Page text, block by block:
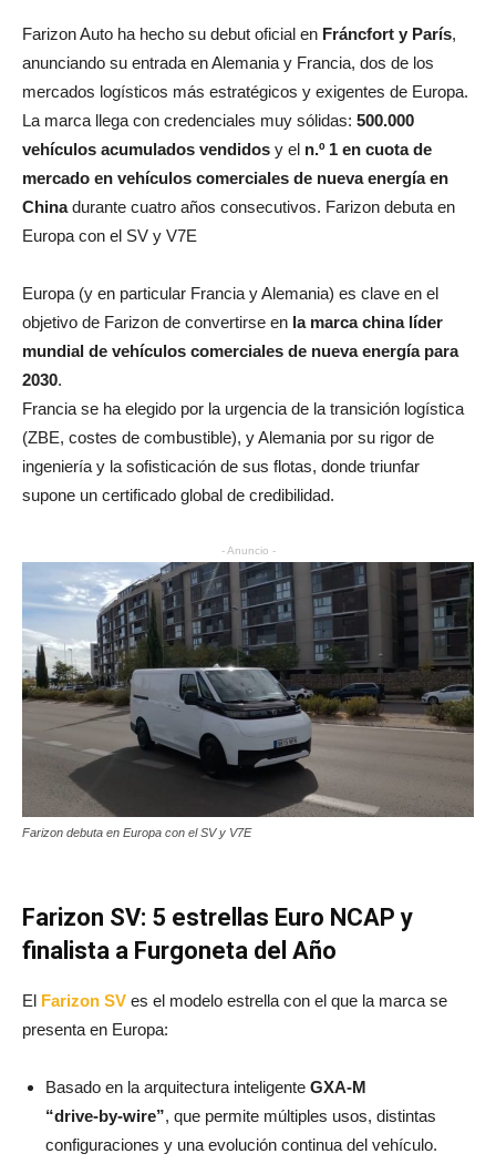
Farizon Auto ha hecho su debut oficial en Fráncfort y París,
anunciando su entrada en Alemania y Francia, dos de los
mercados logísticos más estratégicos y exigentes de Europa.
La marca llega con credenciales muy sólidas: 500.000
vehículos acumulados vendidos y el n.º 1 en cuota de
mercado en vehículos comerciales de nueva energía en
Chinadurante cuatro años consecutivos. Farizon debuta en
Europa con el SV y V7E
Europa (y en particular Francia y Alemania) es clave en el
objetivo de Farizon de convertirse en la marca china líder
mundial de vehículos comerciales de nueva energía para
2030.
Francia se ha elegido por la urgencia de la transición logística
(ZBE, costes de combustible), y Alemania por su rigor de
ingeniería y la sofisticación de sus flotas, donde triunfar
supone un certificado global de credibilidad.
- Anuncio -
Farizon debuta en Europa con el SV y V7E
Farizon SV: 5 estrellas Euro NCAP y
finalista a Furgoneta del Año
El Farizon SV es el modelo estrella con el que la marca se
presenta en Europa:
Basado en la arquitectura inteligente GXA-M
“drive‑by‑wire”, que permite múltiples usos, distintas
configuraciones y una evolución continua del vehículo.